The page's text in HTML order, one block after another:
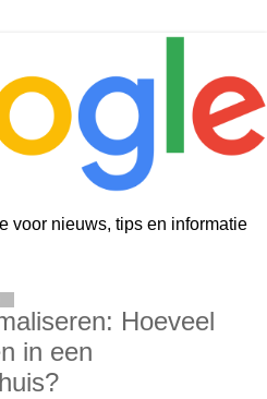
voor nieuws, tips en informatie
Hoeveel
in een